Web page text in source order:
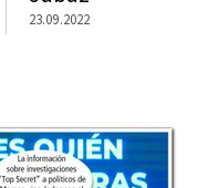
23.09.2022